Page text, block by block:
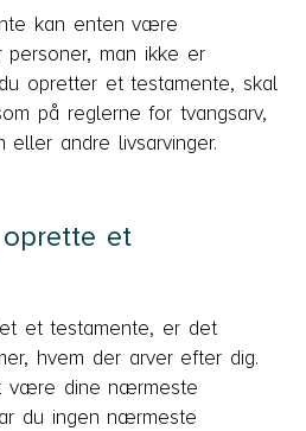
kan enten være
personer, man ikke er
opretter et testamente, skal
på reglerne for tvangsarv,
andre livsarvinger.
et
et testamente, er det
hvem der arver efter dig.
være dine nærmeste
du ingen nærmeste